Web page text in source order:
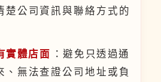
楚公司資訊與聯絡方式的
實體店面
：避免只透過通
、無法查證公司地址或負